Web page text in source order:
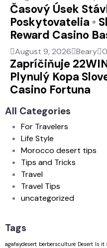
Časový Úsek
Poskytovatelia ◦
Reward Casino
August 9, 2026 Beary
Zapríčiňuje
Plynulý Kopa
Casino Fortuna
All Categories
For Travelers
Life Style
Morocco desert tips
Tips and Tricks
Travel
Travel Tips
uncategorized
Tags
agafaydesert berbersculture Desert Is it